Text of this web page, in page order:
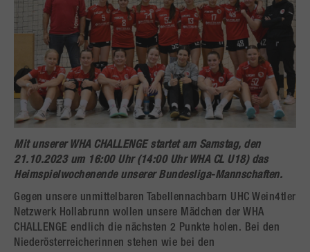
Mit unserer WHA CHALLENGE startet am Samstag, den
21.10.2023 um 16:00 Uhr (14:00 Uhr WHA CL U18) das
Heimspielwochenende unserer Bundesliga-Mannschaften.
Gegen unsere unmittelbaren Tabellennachbarn UHC Wein4tler
Netzwerk Hollabrunn wollen unsere Mädchen der WHA
CHALLENGE endlich die nächsten 2 Punkte holen. Bei den
Niederösterreicherinnen stehen wie bei den